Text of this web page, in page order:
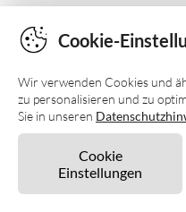
Cookie-
Wir verwenden Cookies und
zu personalisieren und zu
Sie in unseren
Cookie
Einstellungen